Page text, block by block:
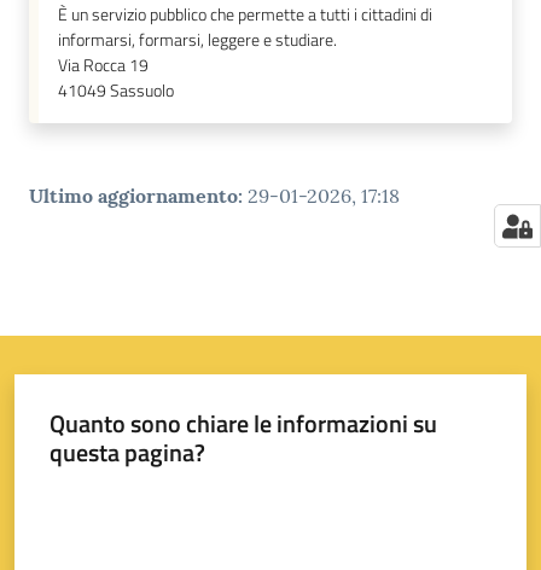
È un servizio pubblico che permette a tutti i cittadini di
informarsi, formarsi, leggere e studiare.
Via Rocca 19
41049Sassuolo
Ultimo aggiornamento: 29-01-2026, 17:18
Quanto sono chiare le informazioni su
questa pagina?